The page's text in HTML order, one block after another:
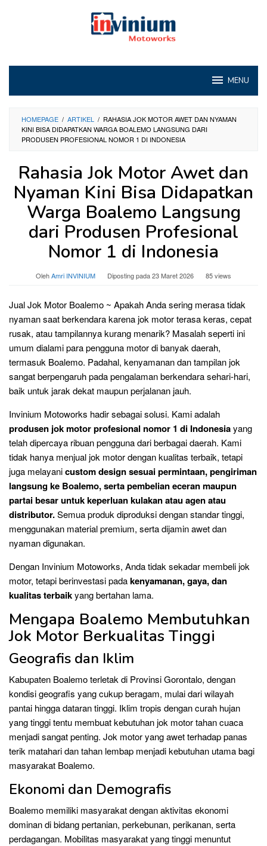
MENU
HOMEPAGE / ARTIKEL / RAHASIA JOK MOTOR AWET DAN NYAMAN
KINI BISA DIDAPATKAN WARGA BOALEMO LANGSUNG DARI
PRODUSEN PROFESIONAL NOMOR 1 DI INDONESIA
Rahasia Jok Motor Awet dan
Nyaman Kini Bisa Didapatkan
Warga Boalemo Langsung
dari Produsen Profesional
Nomor 1 di Indonesia
OlehAmri INVINIUM Diposting pada23 Maret 2026 85 views
Jual Jok Motor Boalemo ~ Apakah Anda sering merasa tidak
nyaman saat berkendara karena jok motor terasa keras, cepat
rusak, atau tampilannya kurang menarik? Masalah seperti ini
umum dialami para pengguna motor di banyak daerah,
termasuk Boalemo. Padahal, kenyamanan dan tampilan jok
sangat berpengaruh pada pengalaman berkendara sehari-hari,
baik untuk jarak dekat maupun perjalanan jauh.
Invinium Motoworks hadir sebagai solusi. Kami adalah
produsen jok motor profesional nomor 1 di Indonesiayang
telah dipercaya ribuan pengguna dari berbagai daerah. Kami
tidak hanya menjual jok motor dengan kualitas terbaik, tetapi
juga melayanicustom design sesuai permintaan, pengiriman
langsung ke Boalemo, serta pembelian eceran maupun
partai besar untuk keperluan kulakan atau agen atau
distributor.Semua produk diproduksi dengan standar tinggi,
menggunakan material premium, serta dijamin awet dan
nyaman digunakan.
Dengan Invinium Motoworks, Anda tidak sekadar membeli jok
motor, tetapi berinvestasi padakenyamanan, gaya, dan
kualitas terbaikyang bertahan lama.
Mengapa Boalemo Membutuhkan
Jok Motor Berkualitas Tinggi
Geografis dan Iklim
Kabupaten Boalemo terletak di Provinsi Gorontalo, dengan
kondisi geografis yang cukup beragam, mulai dari wilayah
pantai hingga dataran tinggi. Iklim tropis dengan curah hujan
yang tinggi tentu membuat kebutuhan jok motor tahan cuaca
menjadi sangat penting. Jok motor yang awet terhadap panas
terik matahari dan tahan lembap menjadi kebutuhan utama bagi
masyarakat Boalemo.
Ekonomi dan Demografis
Boalemo memiliki masyarakat dengan aktivitas ekonomi
dominan di bidang pertanian, perkebunan, perikanan, serta
perdagangan. Mobilitas masyarakat yang tinggi menuntut